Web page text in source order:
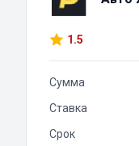
1.5
Сумма
Ставка
Срок